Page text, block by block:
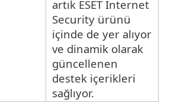
artık ESET Internet
Security ürünü
içinde de yer alıyor
ve dinamik olarak
güncellenen
destek içerikleri
sağlıyor.